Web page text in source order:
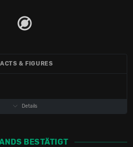
& FIGURES
Details
BESTÄTIGT